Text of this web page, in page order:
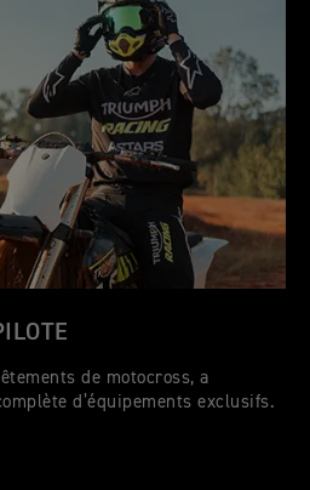
de motocross, a
d’équipements exclusifs.